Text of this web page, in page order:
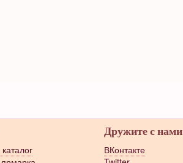
Дружите с нами
ВКонтакте